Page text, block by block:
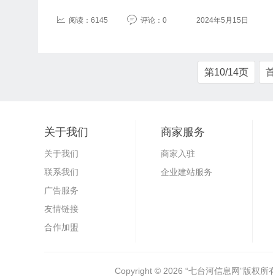
阅读：6145 评论：0 2024年5月15日
第10/14页
关于我们
关于我们
联系我们
广告服务
友情链接
合作加盟
商家服务
商家入驻
企业建站服务
Copyright © 2026 “七台河信息网”版权所